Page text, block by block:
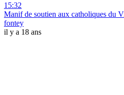
15:32
Manif de soutien aux catholiques du
fontey
il y a 18 ans